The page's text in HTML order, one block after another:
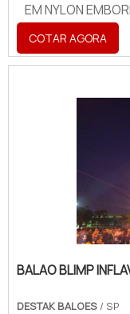
EM NYLON
COTAR AGORA
BALAO BLIMP
DESTAK BALOES / SP